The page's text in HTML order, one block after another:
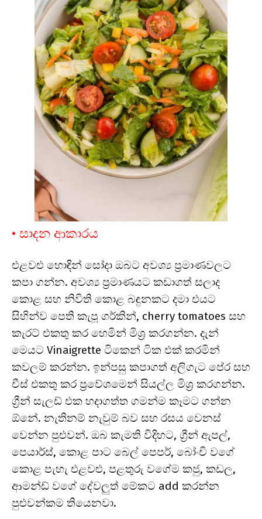
• සාදන ආකාරය
එළවළු හොඳින් සෝදා ඔබට අවශ්‍ය ප්‍රමාණවලට
කපා ගන්න. අවශ්‍ය ප්‍රමාණයට කඩාගත් සලාද
කොළ සහ නිවිති කොළ බඳුනකට දමා එයට
සිහින්ව පෙති කැපූ ගර්කින්, cherry tomatoes සහ
කැරට් එකතු කර හෙමින් මිශ්‍ර කරගන්න. දැන්
මෙයට Vinaigrette ටිකෙන් ටික එක් කරමින්
කවලම් කරන්න. ඉන්පසු කපාගත් අලිගැට පේර සහ
චීස් එකතු කර ප්‍රවේශමෙන් සියල්ල මිශ්‍ර කරගන්න.
ග්‍රීන් සැලඩ් එක හදාගත්ත ගමන්ම කෑමට ගන්න
ඕනේ. නැතිනම් නැවුම් බව සහ රසය වෙනස්
වෙන්න පුළුවන්. ඔබ කැමති විදිහට, ග්‍රීන් ඇපල්,
පෙයාර්ස්, කොළ පාට බෙල් පෙපර්, බෝංචි වගේ
කොළ පැහැ එළවළු, පළතුරු වගේම කජු, කඩල,
ආමන්ඩ් වගේ දේවලුත් මේකට add කරන්න
පුළුවන්කම තියෙනවා.